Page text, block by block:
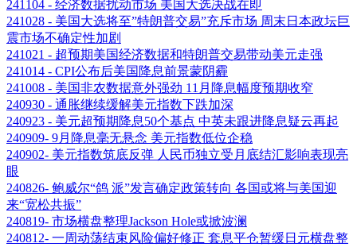
241104 - 经济数据扰动市场 美国大选决战在即
241028 - 美国大选将至”特朗普交易”充斥市场 周末日本政坛巨
震市场不确定性加剧
241021 - 超预期美国经济数据和特朗普交易带动美元走强
241014 - CPI公布后美国降息前景蒙阴霾
241008 - 美国非农数据意外强劲 11月降息幅度预期收窄
240930 - 通胀继续缓解美元指数下跌加深
240923 - 美元超预期降息50个基点 中英未跟进降息疑云再起
240909- 9月降息毫无悬念 美元指数低位企稳
240902- 美元指数筑底反弹 人民币独立受月底结汇影响表现亮
眼
240826- 鲍威尔“鸽 派”发言确定政策转向 各国或将与美国迎
来“宽松共振”
240819- 市场横盘整理Jackson Hole或掀波澜
240812- 一周动荡结束风险偏好修正 套息平仓暂缓日元横盘整